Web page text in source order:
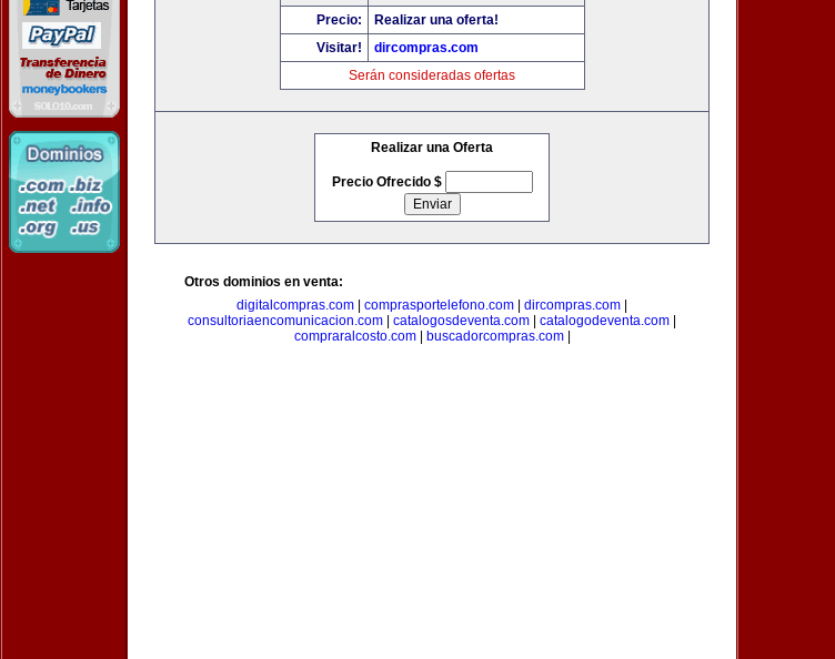
Precio:
Realizar una oferta!
Visitar!
dircompras.com
Serán consideradas ofertas
Realizar una Oferta
Precio Ofrecido $
Otros dominios en venta:
digitalcompras.com
comprasportelefono.com dircompras.com
consultoriaencomunicacion.com
catalogosdeventa.com catalogodeventa.com
compraralcosto.com| buscadorcompras.com|